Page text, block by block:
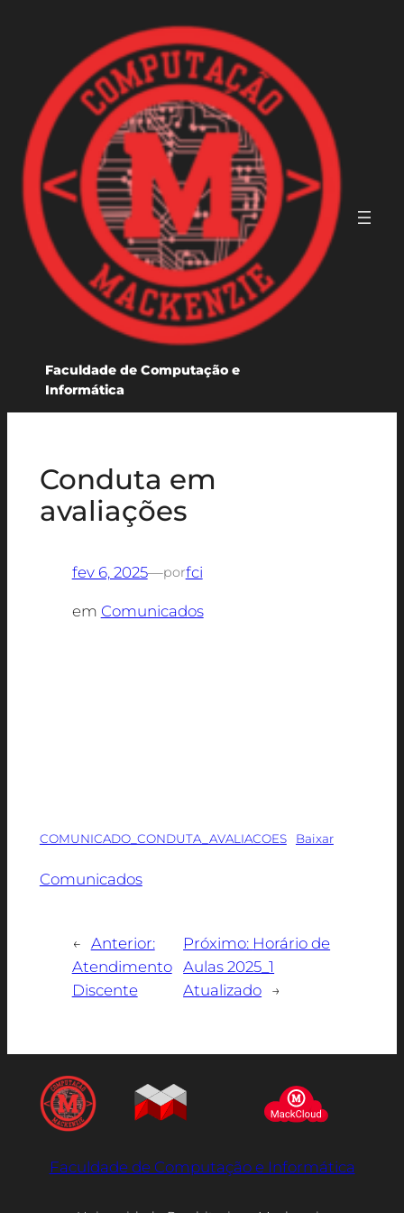
conteúdo
Faculdade de Computação e
Informática
Conduta em
avaliações
fev 6, 2025—porfci
em Comunicados
COMUNICADO_CONDUTA_AVALIACOES Baixar
Comunicados
← Anterior:
Atendimento
Discente
Próximo: Horário de
Aulas 2025_1
Atualizado →
Faculdade de Computação e Informática